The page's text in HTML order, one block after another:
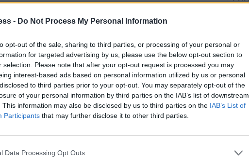
- Do Not Process My Personal Information
opt-out of the sale, sharing to third parties, or processing of your personal or
for targeted advertising by us, please use the below opt-out section to
selection. Please note that after your opt-out request is processed you may
interest-based ads based on personal information utilized by us or personal
to third parties prior to your opt-out. You may separately opt-out of the
of your personal information by third parties on the IAB’s list of downstream
This information may also be disclosed by us to third parties on the IAB’s List of
Participants that may further disclose it to other third parties.
Data Processing Opt Outs
μακροοικονομικών προκλήσεων,
της, διατηρώντας ισχυρό ισολογισμό, υψηλή
αξία για τους μετόχους και διασφαλίζοντας τη
κατά